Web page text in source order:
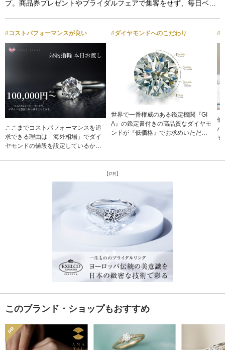
プ。商品券プレゼントやブライダルフェアで集客をせず、毎日ベ…
#コストパフォーマンスが良い
ここまでコストパフォーマンスを追
求できる理由は「海外相場」でダイ
ヤモンドの値段を設定しているから
マージンを削減。 店内には、シンプ
華で個性的なものまで、多彩な婚約
指輪が揃っています。経験豊富なス
タッフが、お客様一人ひとりのご要
望に応じた最適なリング選びをサポ
とをお約束します。思い出に残る体
験を、ぜひお楽しみください。
#ダイヤモンドへのこだわり
世界で一番権威のある鑑定機関『GI
A』の鑑定書付きの高品質なダイヤモ
ンドが『低価格』でお求めいただけ
めいただけるよう、ダイヤモンドに
#
他
バ
そ
【PR】
このブランド・ショップもおすすめ